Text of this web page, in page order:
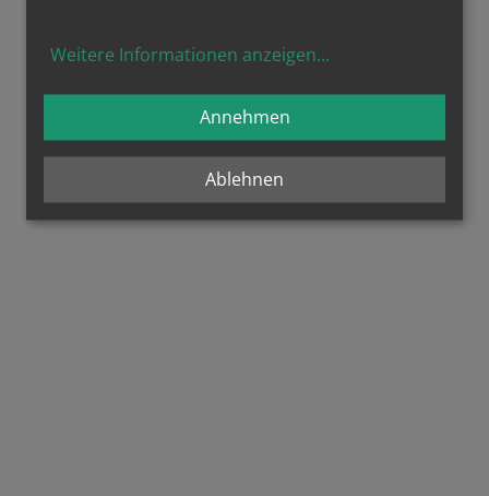
Weitere Informationen anzeigen...
Ablehnen
Annehmen